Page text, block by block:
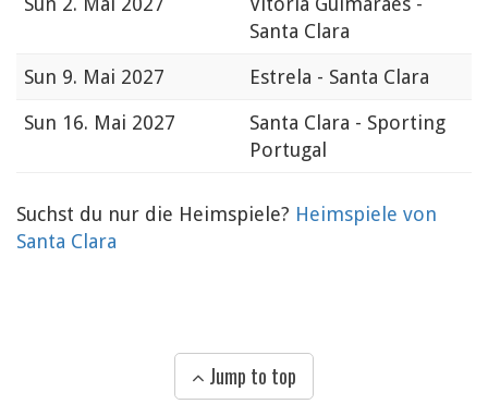
Santa Clara
Sun 9. Mai 2027
Estrela - Santa Clara
Sun 16. Mai 2027
Santa Clara - Sporting
Portugal
Suchst du nur die Heimspiele? Heimspiele von
Santa Clara
Jump to top